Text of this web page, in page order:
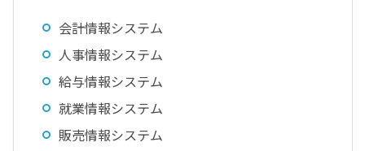
会計情報システム
人事情報システム
給与情報システム
就業情報システム
販売情報システム